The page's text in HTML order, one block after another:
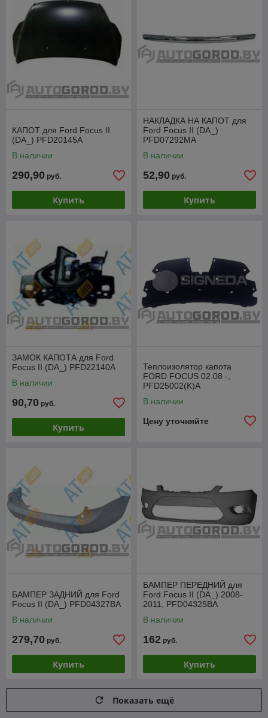
КАПОТ для Ford Focus II
(DA_) PFD20145A
В наличии
290,90 руб.
Купить
НАКЛАДКА НА КАПОТ для
Ford Focus II (DA_)
PFD07292MA
В наличии
52,90 руб.
Купить
ЗАМОК КАПОТА для Ford
Focus II (DA_) PFD22140A
В наличии
90,70 руб.
Купить
Теплоизолятор капота
FORD FOCUS 02.08 -,
PFD25002(K)A
В наличии
Цену уточняйте
БАМПЕР ЗАДНИЙ для Ford
Focus II (DA_) PFD04327BA
В наличии
279,70 руб.
Купить
БАМПЕР ПЕРЕДНИЙ для
Ford Focus II (DA_) 2008-
2011, PFD04325BA
В наличии
162 руб.
Купить
Показать ещё